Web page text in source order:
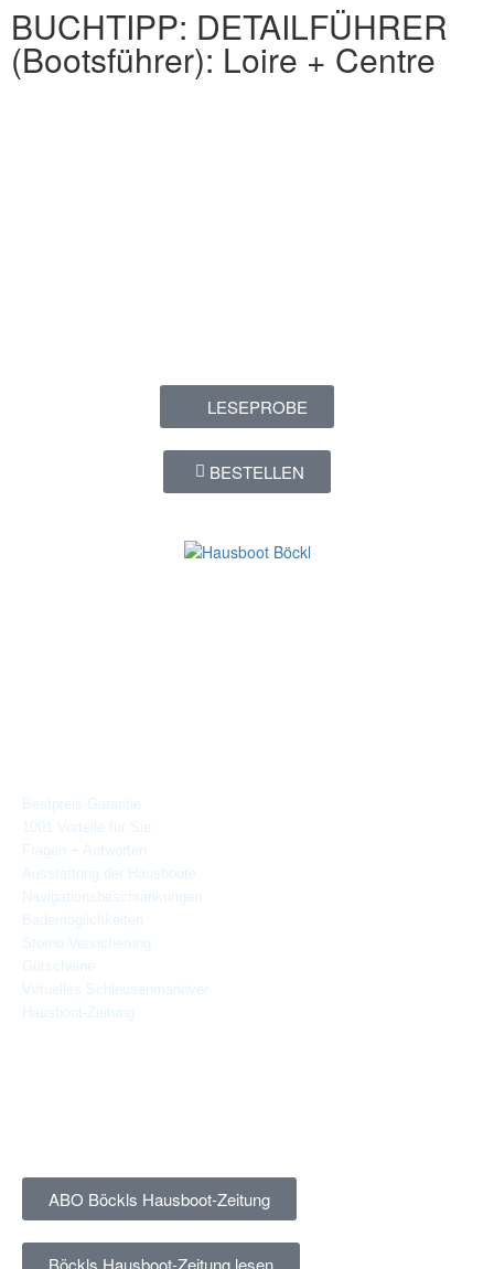
BUCHTIPP: DETAILFÜHRER
(Bootsführer): Loire + Centre
LESEPROBE
BESTELLEN
Bestpreis-Garantie
1001 Vorteile für Sie
Fragen + Antworten
Ausstattung der Hausboote
Navigationsbeschränkungen
Bademöglichkeiten
Storno-Versicherung
Gutscheine
Virtuelles Schleusenmanöver
Hausboot-Zeitung
ABO Böckls Hausboot-Zeitung
Böckls Hausboot-Zeitung lesen